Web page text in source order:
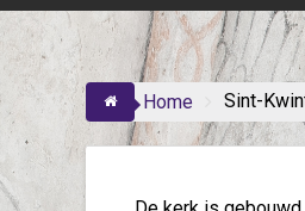
Home Sint-